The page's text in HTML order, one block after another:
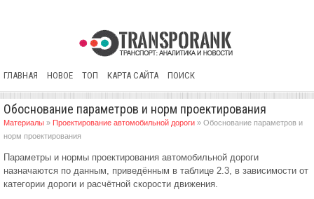
ГЛАВНАЯ НОВОЕ ТОП КАРТА САЙТА ПОИСК
Обоснование параметров и норм проектирования
Материалы » Проектирование автомобильной дороги » Обоснование параметров и
норм проектирования
Параметры и нормы проектирования автомобильной дороги
назначаются по данным, приведённым в таблице 2.3, в зависимости от
категории дороги и расчётной скорости движения.